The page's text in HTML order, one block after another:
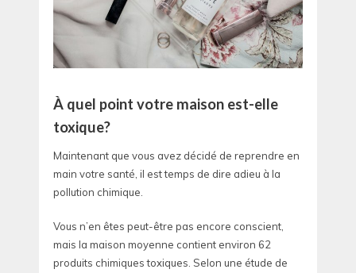
À quel point votre maison est-elle
toxique?
Maintenant que vous avez décidé de reprendre en
main votre santé, il est temps de dire adieu à la
pollution chimique.
Vous n’en êtes peut-être pas encore conscient,
mais la maison moyenne contient environ 62
produits chimiques toxiques. Selon une étude de